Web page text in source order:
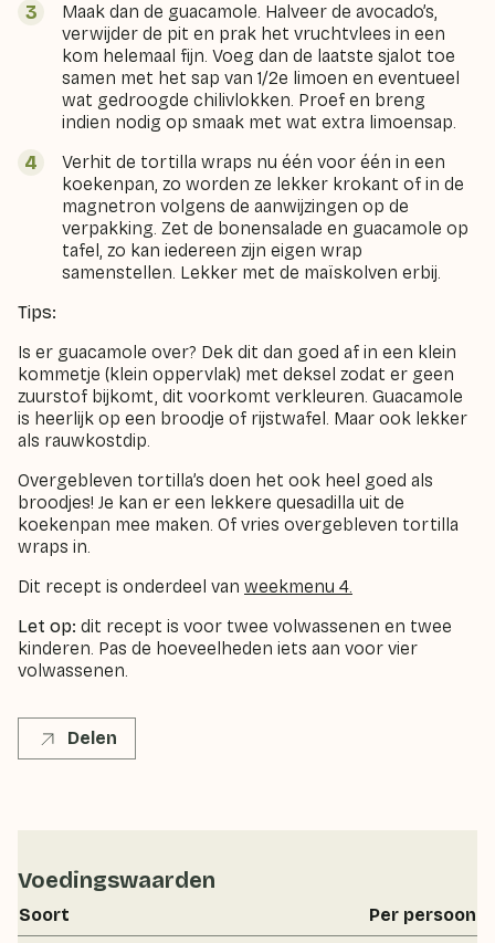
Maak dan de guacamole. Halveer de avocado’s,
verwijder de pit en prak het vruchtvlees in een
kom helemaal fijn. Voeg dan de laatste sjalot toe
samen met het sap van 1/2e limoen en eventueel
wat gedroogde chilivlokken. Proef en breng
indien nodig op smaak met wat extra limoensap.
Verhit de tortilla wraps nu één voor één in een
koekenpan, zo worden ze lekker krokant of in de
magnetron volgens de aanwijzingen op de
verpakking. Zet de bonensalade en guacamole op
tafel, zo kan iedereen zijn eigen wrap
samenstellen. Lekker met de maïskolven erbij.
Tips:
Is er guacamole over? Dek dit dan goed af in een klein
kommetje (klein oppervlak) met deksel zodat er geen
zuurstof bijkomt, dit voorkomt verkleuren. Guacamole
is heerlijk op een broodje of rijstwafel. Maar ook lekker
als rauwkostdip.
Overgebleven tortilla’s doen het ook heel goed als
broodjes! Je kan er een lekkere quesadilla uit de
koekenpan mee maken. Of vries overgebleven tortilla
wraps in.
Dit recept is onderdeel van weekmenu 4.
Let op: dit recept is voor twee volwassenen en twee
kinderen. Pas de hoeveelheden iets aan voor vier
volwassenen.
Delen
Voedingswaarden
Soort
Per persoon